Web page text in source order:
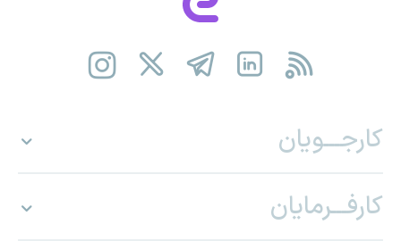
کارجـــویان
کارفـــرمایان